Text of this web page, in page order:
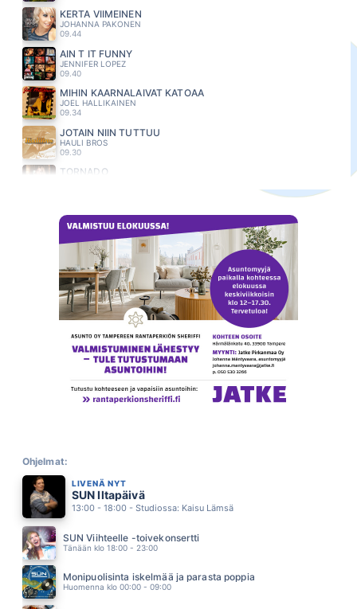
KERTA VIIMEINEN
JOHANNA PAKONEN
09.44
AIN T IT FUNNY
JENNIFER LOPEZ
09.40
MIHIN KAARNALAIVAT KATOAA
JOEL HALLIKAINEN
09.34
JOTAIN NIIN TUTTUU
HAULI BROS
09.30
TORNADO
MIKKO KUUSTONEN
09.23
KUUMA KESÄ
09.17
RAKKAUDEN ARVOINEN
ANTTI KETONEN
09.14
VAHVOJA SYDÄMII
ANTTI RAILIO
09.11
UUTEEN KESAAN NIIN PALJON ON AIKAA
AGENTS
09.07
VIIVI
08.56
DARK LADY
CHER
08.53
FINNTWIST
08.49
KAIJA KOO
08.45
Ohjelmat:
LIVENÄ NYT
SUN Iltapäivä
13:00 - 18:00 - Studiossa: Kaisu Lämsä
SUN Viihteelle -toivekonsertti
Tänään klo 18:00 - 23:00
Monipuolisinta iskelmää ja parasta poppia
Huomenna klo 00:00 - 09:00